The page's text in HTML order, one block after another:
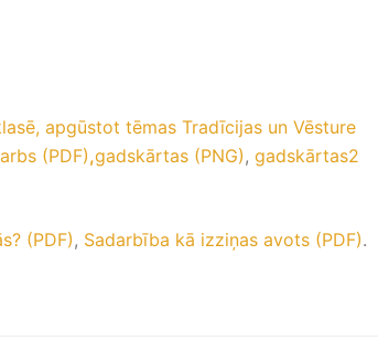
apgūstot tēmas Tradīcijas un Vēsture
(PDF),gadskārtas (PNG) , gadskārtas2
(PDF), Sadarbība kā izziņas avots (PDF).